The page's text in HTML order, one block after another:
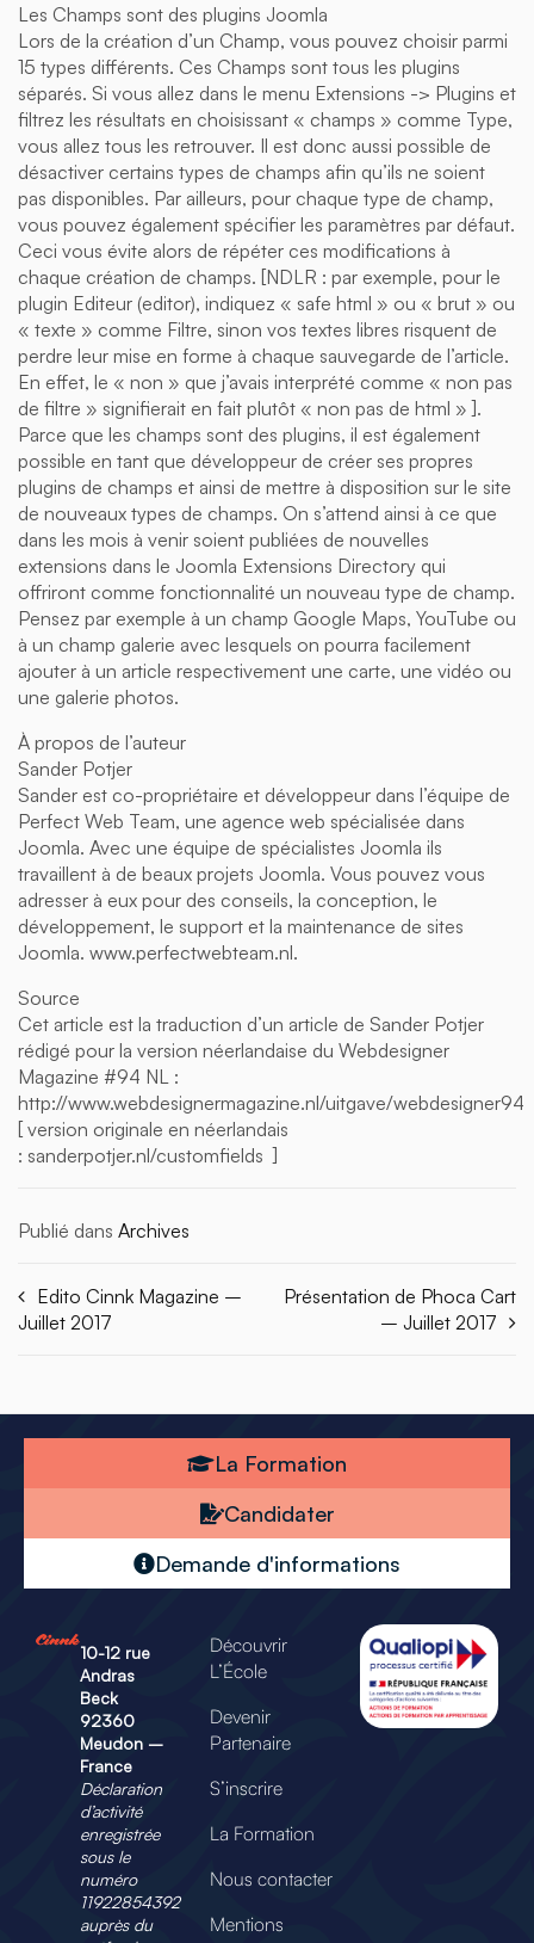
Les Champs sont des plugins Joomla
Lors de la création d’un Champ, vous pouvez choisir parmi
15 types différents. Ces Champs sont tous les plugins
séparés. Si vous allez dans le menu Extensions -> Plugins et
filtrez les résultats en choisissant « champs » comme Type,
vous allez tous les retrouver. Il est donc aussi possible de
désactiver certains types de champs afin qu’ils ne soient
pas disponibles. Par ailleurs, pour chaque type de champ,
vous pouvez également spécifier les paramètres par défaut.
Ceci vous évite alors de répéter ces modifications à
chaque création de champs. [NDLR : par exemple, pour le
plugin Editeur (editor), indiquez « safe html » ou « brut » ou
« texte » comme Filtre, sinon vos textes libres risquent de
perdre leur mise en forme à chaque sauvegarde de l’article.
En effet, le « non » que j’avais interprété comme « non pas
de filtre » signifierait en fait plutôt « non pas de html » ].
Parce que les champs sont des plugins, il est également
possible en tant que développeur de créer ses propres
plugins de champs et ainsi de mettre à disposition sur le site
de nouveaux types de champs. On s’attend ainsi à ce que
dans les mois à venir soient publiées de nouvelles
extensions dans le Joomla Extensions Directory qui
offriront comme fonctionnalité un nouveau type de champ.
Pensez par exemple à un champ Google Maps, YouTube ou
à un champ galerie avec lesquels on pourra facilement
ajouter à un article respectivement une carte, une vidéo ou
une galerie photos.
À propos de l’auteur
Sander Potjer
Sander est co-propriétaire et développeur dans l’équipe de
Perfect Web Team, une agence web spécialisée dans
Joomla. Avec une équipe de spécialistes Joomla ils
travaillent à de beaux projets Joomla. Vous pouvez vous
adresser à eux pour des conseils, la conception, le
développement, le support et la maintenance de sites
Joomla. www.perfectwebteam.nl.
Source
Cet article est la traduction d’un article de Sander Potjer
rédigé pour la version néerlandaise du Webdesigner
Magazine #94 NL :
http://www.webdesignermagazine.nl/uitgave/webdesigner94
[ version originale en néerlandais
: sanderpotjer.nl/customfields ]
Publié dans Archives
Edito Cinnk Magazine –
Juillet 2017
Présentation de Phoca Cart
– Juillet 2017
La Formation
Candidater
Demande d'informations
10-12 rue
Andras
Beck
92360
Meudon –
France
Déclaration
d’activité
enregistrée
sous le
numéro
11922854392
auprès du
Découvrir
L’École
Devenir
Partenaire
S’inscrire
La Formation
Nous contacter
Mentions